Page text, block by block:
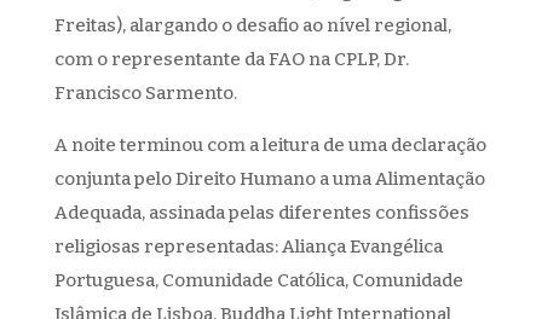
Freitas), alargando o desafio ao nível regional,
com o representante da FAO na CPLP, Dr.
Francisco Sarmento.
A noite terminou com a leitura de uma declaração
conjunta pelo Direito Humano a uma Alimentação
Adequada, assinada pelas diferentes confissões
religiosas representadas: Aliança Evangélica
Portuguesa, Comunidade Católica, Comunidade
Islâmica de Lisboa, Buddha Light International